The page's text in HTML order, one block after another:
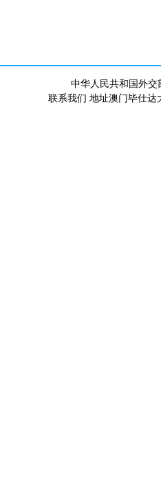
中华人民共和国外
联系我们 地址澳门毕仕